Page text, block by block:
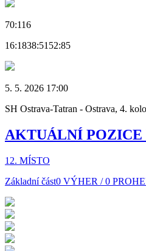
70:116
16:1838:5152:85
5. 5. 2026 17:00
SH Ostrava-Tatran - Ostrava, 4.
AKTUÁLNÍ POZICE
12. MÍSTO
Základní část0 VÝHER / 0